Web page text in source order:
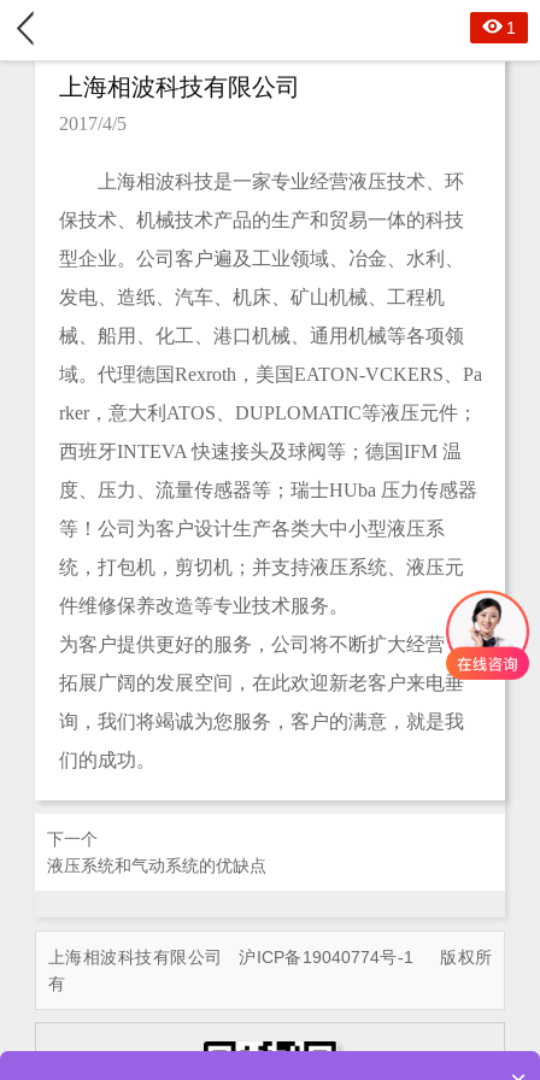
1
上海相波科技有限公司
2017/4/5
上海相波科技是一家专业经营液压技术、环
保技术、机械技术产品的生产和贸易一体的科技
型企业。公司客户遍及工业领域、冶金、水利、
发电、造纸、汽车、机床、矿山机械、工程机
械、船用、化工、港口机械、通用机械等各项领
域。代理德国Rexroth，美国EATON-VCKERS、Pa
rker，意大利ATOS、DUPLOMATIC等液压元件；
西班牙INTEVA 快速接头及球阀等；德国IFM 温
度、压力、流量传感器等；瑞士HUba 压力传感器
等！公司为客户设计生产各类大中小型液压系
统，打包机，剪切机；并支持液压系统、液压元
件维修保养改造等专业技术服务。
为客户提供更好的服务，公司将不断扩大经营，
拓展广阔的发展空间，在此欢迎新老客户来电垂
询，我们将竭诚为您服务，客户的满意，就是我
们的成功。
下一个
液压系统和气动系统的优缺点
上海相波科技有限公司沪ICP备19040774号-1 版权所
有